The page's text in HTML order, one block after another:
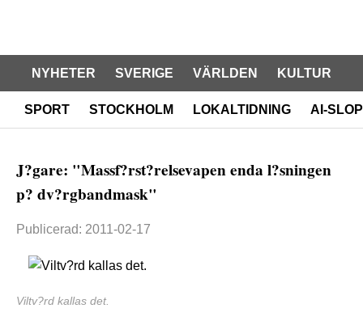
NYHETER SVERIGE VÄRLDEN KULTUR
SPORT STOCKHOLM LOKALTIDNING AI-SLOP
J?gare: "Massf?rst?relsevapen enda l?sningen
p? dv?rgbandmask"
Publicerad: 2011-02-17
Viltv?rd kallas det.